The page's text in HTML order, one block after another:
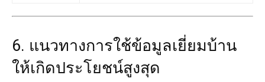
6. แนวทางการใช้ข้อมูลเยี่ยมบ้าน
ให้เกิดประโยชน์สูงสุด